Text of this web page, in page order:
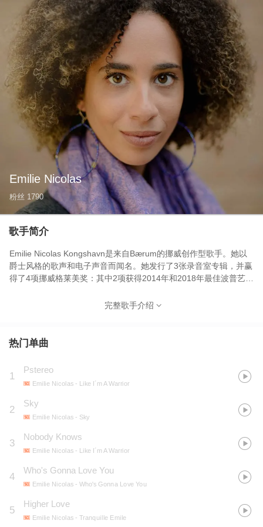
Emilie Nicolas
粉丝 1790
歌手简介
Emilie Nicolas Kongshavn是来自Bærum的挪威创作型歌手。她以
爵士风格的歌声和电子声音而闻名。她发行了3张录音室专辑，并赢
得了4项挪威格莱美奖：其中2项获得2014年和2018年最佳波普艺术
佳专辑奖。代表作《Pstereo》最广为人熟知
完整歌手介绍
热门单曲
1
Pstereo
Emilie Nicolas - Like I´m A Warrior
2
Sky
Emilie Nicolas - Sky
3
Nobody Knows
Emilie Nicolas - Like I´m A Warrior
4
Who's Gonna Love You
Emilie Nicolas - Who's Gonna Love You
5
Higher Love
Emilie Nicolas - Tranquille Emile